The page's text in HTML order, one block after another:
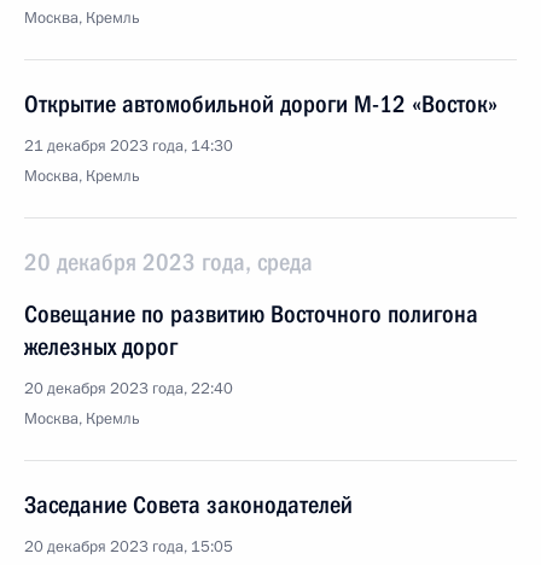
Москва, Кремль
Открытие автомобильной дороги М-12 «Восток»
21 декабря 2023 года, 14:30
Москва, Кремль
20 декабря 2023 года, среда
Совещание по развитию Восточного полигона
железных дорог
20 декабря 2023 года, 22:40
Москва, Кремль
Заседание Совета законодателей
20 декабря 2023 года, 15:05